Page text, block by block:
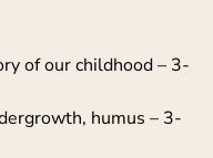
of our childhood – 3-
humus – 3-